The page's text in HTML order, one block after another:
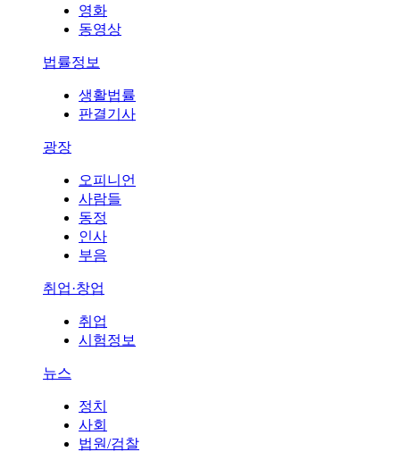
영화
동영상
법률정보
생활법률
판결기사
광장
오피니언
사람들
동정
인사
부음
취업·창업
취업
시험정보
뉴스
정치
사회
법원/검찰